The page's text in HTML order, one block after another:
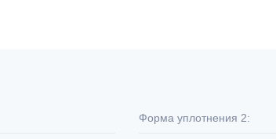
Форма уплотнения 2: